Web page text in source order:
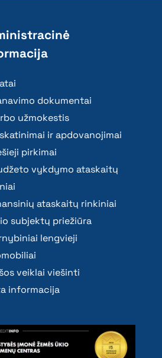
dokumentai
užmokestis
ir apdovanojimai
pirkimai
vykdymo ataskaitų
ataskaitų rinkiniai
subjektų priežiūra
lengvieji
veiklai viešinti
informacija